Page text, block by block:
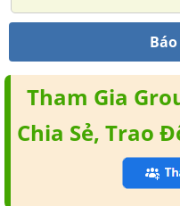
Tham Gia
Chia Sẻ, Trao